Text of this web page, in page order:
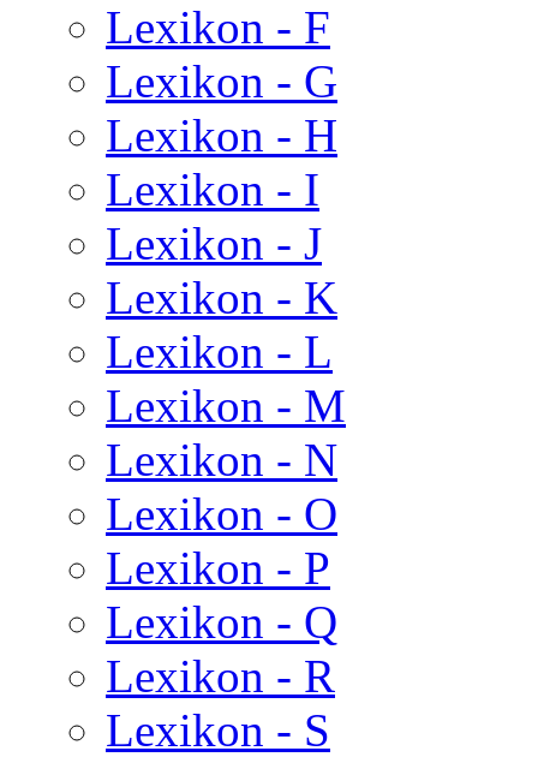
Lexikon - F
Lexikon - G
Lexikon - H
Lexikon - I
Lexikon - J
Lexikon - K
Lexikon - L
Lexikon - M
Lexikon - N
Lexikon - O
Lexikon - P
Lexikon - Q
Lexikon - R
Lexikon - S